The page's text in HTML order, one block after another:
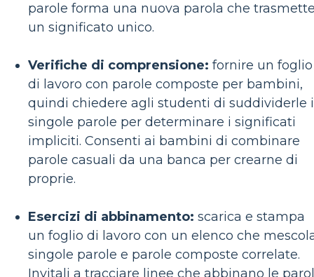
parole forma una nuova parola che
un significato unico.
Verifiche di comprensione: fornire un foglio
di lavoro con parole composte per bambini,
quindi chiedere agli studenti di suddividerle
singole parole per determinare i significati
impliciti. Consenti ai bambini di combinare
parole casuali da una banca per crearne di
proprie.
Esercizi di abbinamento: scarica e stampa
un foglio di lavoro con un elenco che
singole parole e parole composte correlate.
Invitali a tracciare linee che abbinano le